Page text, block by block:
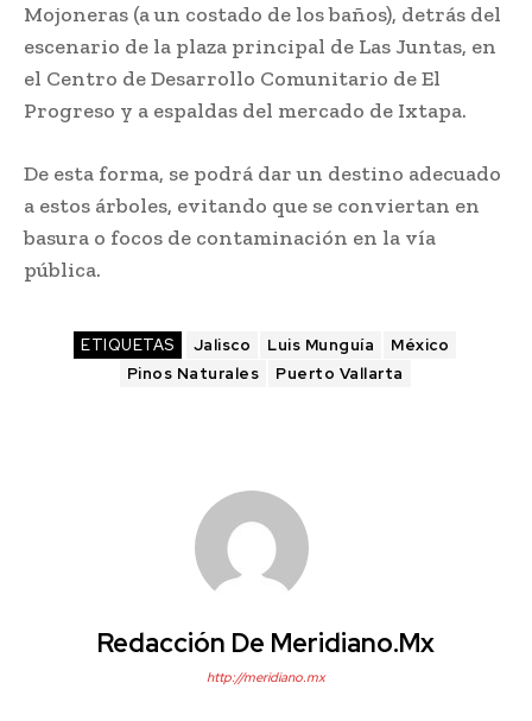
Mojoneras (a un costado de los baños), detrás del
escenario de la plaza principal de Las Juntas, en
el Centro de Desarrollo Comunitario de El
Progreso y a espaldas del mercado de Ixtapa.
De esta forma, se podrá dar un destino adecuado
a estos árboles, evitando que se conviertan en
basura o focos de contaminación en la vía
pública.
ETIQUETAS Jalisco Luis Munguía
México
Pinos Naturales
Puerto Vallarta
Redacción De Meridiano.mx
http://meridiano.mx